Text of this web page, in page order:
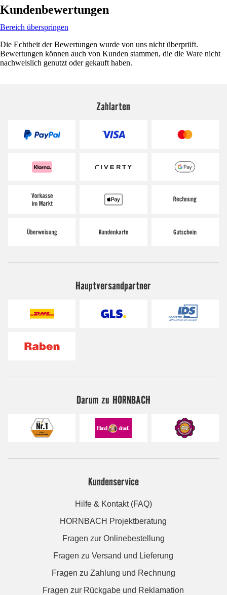
Kundenbewertungen
Bereich überspringen
Die Echtheit der Bewertungen wurde von uns nicht überprüft.
Bewertungen können auch von Kunden stammen, die die Ware nicht
nachweislich genutzt oder gekauft haben.
Zahlarten
Hauptversandpartner
Darum zu HORNBACH
Kundenservice
Hilfe & Kontakt (FAQ)
HORNBACH Projektberatung
Fragen zur Onlinebestellung
Fragen zu Versand und Lieferung
Fragen zu Zahlung und Rechnung
Fragen zur Rückgabe und Reklamation